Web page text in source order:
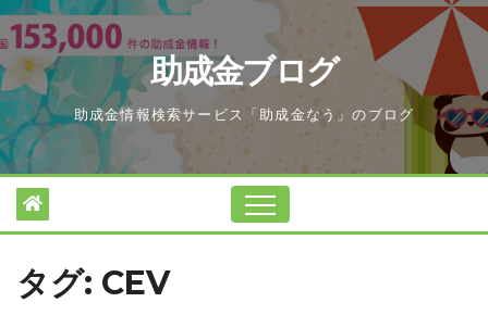
Skip
to
content
助成金ブログ
助成金情報検索サービス「助成金なう」のブログ
タグ: CEV